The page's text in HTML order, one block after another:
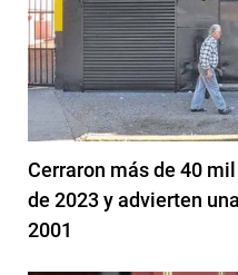
Cerraron más de 40
de 2023 y advierten
2001